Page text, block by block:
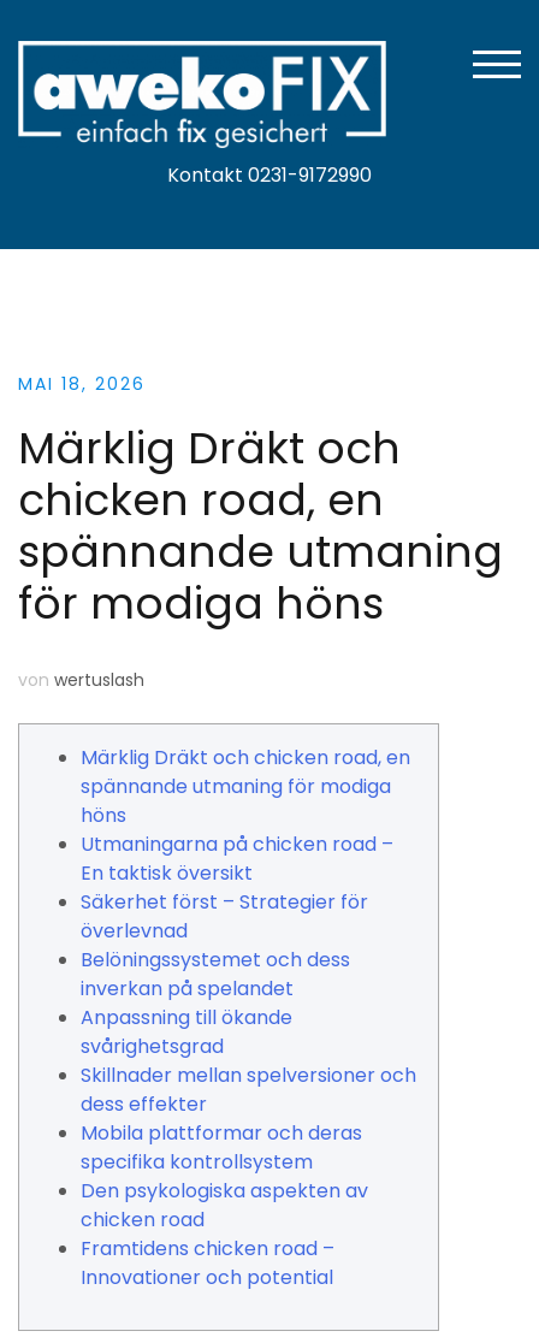
Inhalt
springen
Kontakt 0231-9172990
MAI 18, 2026
Märklig Dräkt och
chicken road, en
spännande utmaning
för modiga höns
von wertuslash
Märklig Dräkt och chicken road, en
spännande utmaning för modiga
höns
Utmaningarna på chicken road –
En taktisk översikt
Säkerhet först – Strategier för
överlevnad
Belöningssystemet och dess
inverkan på spelandet
Anpassning till ökande
svårighetsgrad
Skillnader mellan spelversioner och
dess effekter
Mobila plattformar och deras
specifika kontrollsystem
Den psykologiska aspekten av
chicken road
Framtidens chicken road –
Innovationer och potential